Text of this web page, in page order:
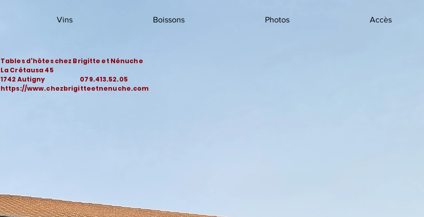
Vins Boissons Photos Accès
Tables d'hôtes chez Brigitte et Nénuche
La Crétausa 45
1742 Autigny 079.413.52.05
https://www.chezbrigitteetnenuche.com